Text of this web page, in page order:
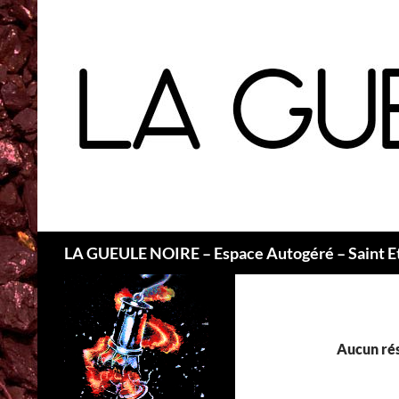
LA GUEULE NOIRE – Espace Autogéré – Saint
Aucun